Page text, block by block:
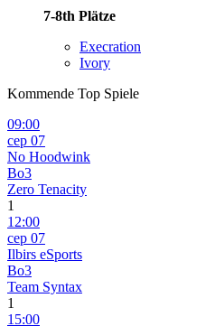
7-8th Plätze
Execration
Ivory
Kommende Top Spiele
09:00
сер 07
No Hoodwink
Bo3
Zero Tenacity
1
12:00
сер 07
Ilbirs eSports
Bo3
Team Syntax
1
15:00